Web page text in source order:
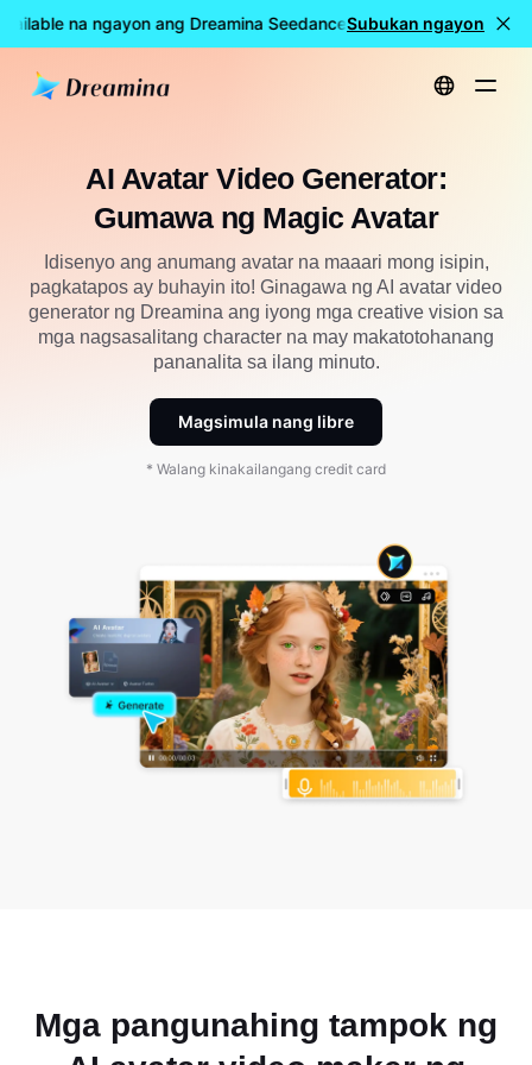
na ngayon ang Dreamina Seedance 2.5 🎉 LIVE na
Subukan ngayon
Home Mga gamit AI Avatar Video Generator: Gumawa ng Magic Avatar
AI Avatar Video Generator:
Gumawa ng Magic Avatar
Idisenyo ang anumang avatar na maaari mong isipin,
pagkatapos ay buhayin ito! Ginagawa ng AI avatar video
generator ng Dreamina ang iyong mga creative vision sa
mga nagsasalitang character na may makatotohanang
pananalita sa ilang minuto.
Magsimula nang libre
* Walang kinakailangang credit card
Mga pangunahing tampok ng